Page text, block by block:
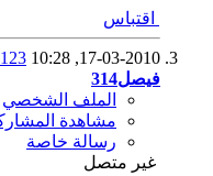
اقتباس
17-03-2010,
10:28 PM
فيصل314
الملف الشخصي
مشاهدة
رسالة خاصة
غير متصل